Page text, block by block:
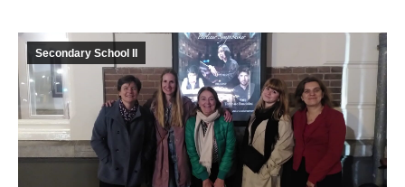
Secondary School II